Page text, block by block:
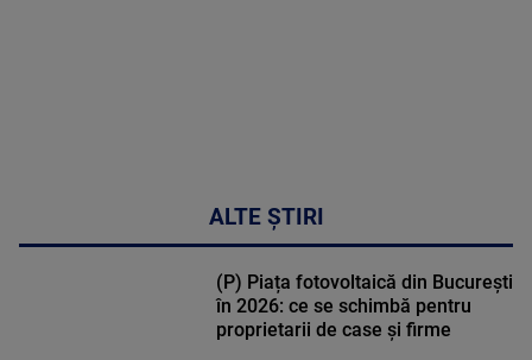
ALTE ȘTIRI
(P) Piața fotovoltaică din București
în 2026: ce se schimbă pentru
proprietarii de case și firme